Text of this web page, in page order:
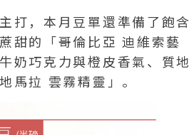
打，本月豆單還準備了飽含
甜的「哥倫比亞 迪維索藝
奶巧克力與橙皮香氣、質地
馬拉 雲霧精靈」。